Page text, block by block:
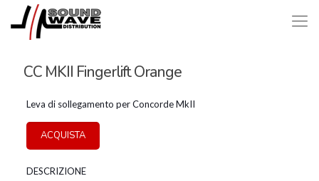
CC MKII Fingerlift Orange
Leva di sollegamento per Concorde MkII
ACQUISTA
DESCRIZIONE